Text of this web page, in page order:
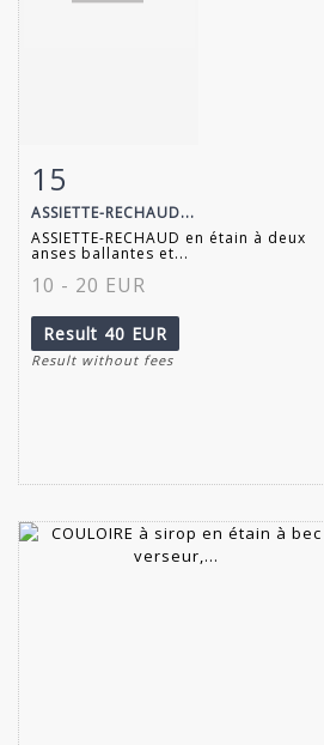
Item detail
15
ASSIETTE-RECHAUD...
ASSIETTE-RECHAUD en étain à deux
anses ballantes et...
10 - 20 EUR
Result 40 EUR
Result without fees